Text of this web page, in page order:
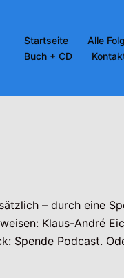
Startseite Alle
Buch + CD
– durch eine
Klaus-André
Spende Podcast.